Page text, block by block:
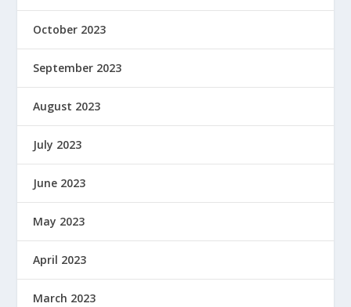
October 2023
September 2023
August 2023
July 2023
June 2023
May 2023
April 2023
March 2023